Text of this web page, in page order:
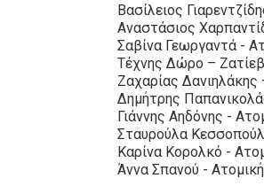
Βασίλειος
Αναστάσιος
Σαβίνα Γεωργαντά -
Τέχνης Δώρο –
Ζαχαρίας
Δημήτρης
Γιάννης Αηδόνης -
Σταυρούλα
Καρίνα Κορολκό -
Άννα Σπανού -